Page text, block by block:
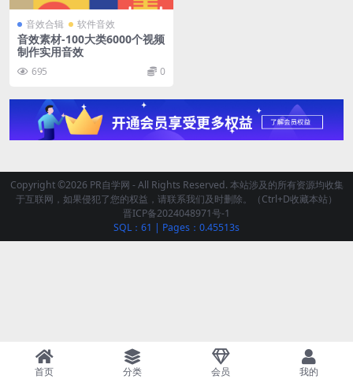
音效合辑 软件音效
音效素材-100大类6000个视频
制作实用音效
695 0
Copyright ©2026 PR自学网 - All Rights Reserved. 本站涉及的所有资源均收集
于互联网，如果侵犯了您的权益，请联系我们及时删除。（Ctrl+D收藏本站）
晋ICP备2024048971号-1
SQL：61 | Pages：0.45513s
首页 分类 会员 我的